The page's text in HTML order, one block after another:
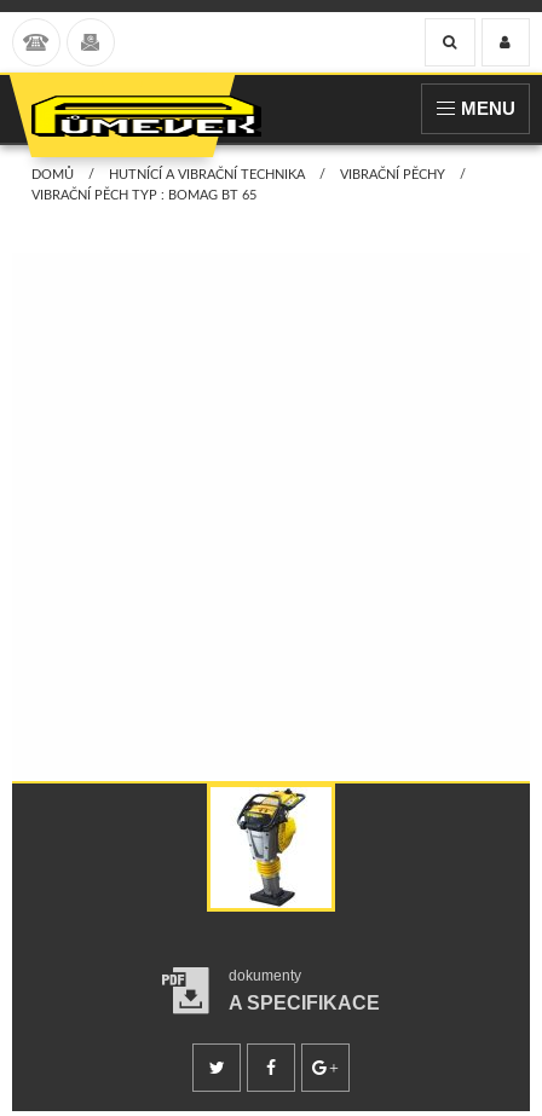
MENU
DOMŮ HUTNÍCÍ A VIBRAČNÍ TECHNIKA
VIBRAČNÍ PĚCHY
VIBRAČNÍ PĚCH TYP : BOMAG BT 65
dokumenty
A SPECIFIKACE